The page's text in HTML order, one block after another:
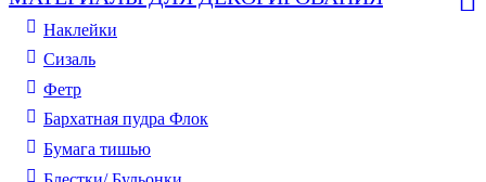
Наклейки
Сизаль
Фетр
Бархатная пудра Флок
Бумага тишью